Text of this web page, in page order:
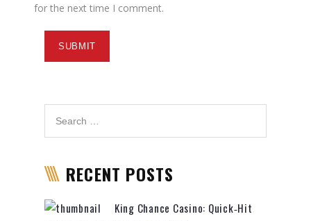
for the next time I comment.
RECENT POSTS
King Chance Casino: Quick‑Hit